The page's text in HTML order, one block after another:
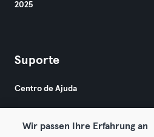
2025
Suporte
Centro de Ajuda
Wir passen Ihre Erfahrung an